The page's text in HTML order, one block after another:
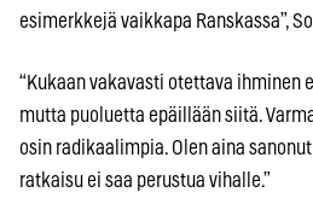
esimerkkejä vaikkapa Ranskassa”,
“Kukaan vakavasti otettava ihminen
mutta puoluetta epäillään siitä.
osin radikaalimpia. Olen aina
ratkaisu ei saa perustua vihalle.”